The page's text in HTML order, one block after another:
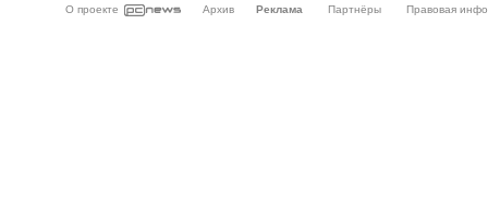
О проекте Архив Реклама Партнёры Правовая